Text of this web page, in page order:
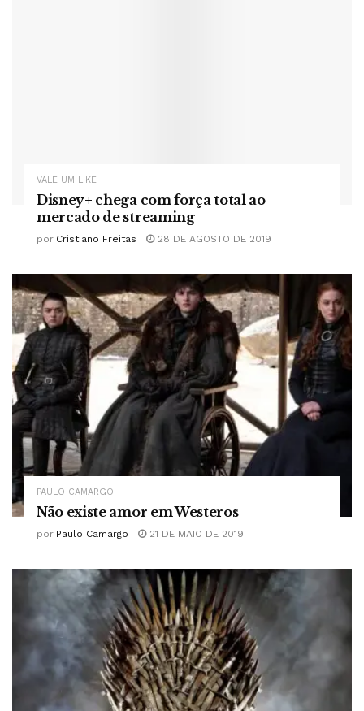
VALE UM LIKE
Disney+ chega com força total ao
mercado de streaming
por Cristiano Freitas 28 DE AGOSTO DE 2019
PAULO CAMARGO
Não existe amor em Westeros
por Paulo Camargo 21 DE MAIO DE 2019